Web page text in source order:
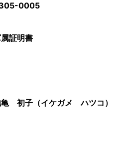
0005
証明書
初子（イケガメ ハツコ）